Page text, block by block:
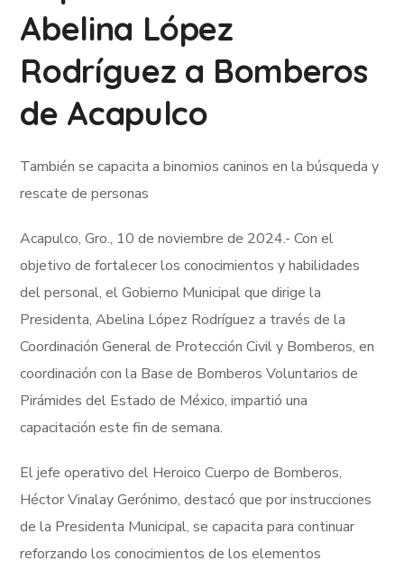
Abelina López
Rodríguez a Bomberos
de Acapulco
También se capacita a binomios caninos en la búsqueda y
rescate de personas
Acapulco, Gro., 10 de noviembre de 2024.- Con el
objetivo de fortalecer los conocimientos y habilidades
del personal, el Gobierno Municipal que dirige la
Presidenta, Abelina López Rodríguez a través de la
Coordinación General de Protección Civil y Bomberos, en
coordinación con la Base de Bomberos Voluntarios de
Pirámides del Estado de México, impartió una
capacitación este fin de semana.
El jefe operativo del Heroico Cuerpo de Bomberos,
Héctor Vinalay Gerónimo, destacó que por instrucciones
de la Presidenta Municipal, se capacita para continuar
reforzando los conocimientos de los elementos